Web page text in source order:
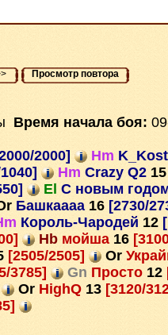
Просмотр повтора
Время начала боя:
2000] Hm
Hm Crazy Q2 15
El С новым
Башкаааа 16 [2730/
Король-Чародей 12
Hb мойша 16
[2505/2505] Or
3785] Gn Просто 12
Or HighQ 13 [3120/